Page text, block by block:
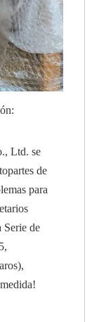
Ltd. se
de
para
Serie de